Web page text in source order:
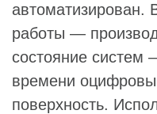
автоматизирован.
работы —
состояние систем
времени
поверхность.